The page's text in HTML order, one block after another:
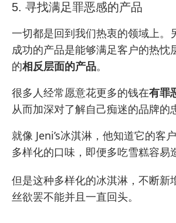
5. 寻找满足罪恶感的产品
一切都是回到我们热衷的领域上。
成功的产品是能够满足客户的热忱
的相反层面的产品。
很多人经常愿意花更多的钱在有罪
从而加深对了解自己痴迷的品牌的
就像 Jeni’s冰淇淋，他知道它的客
多样化的口味，即便多吃雪糕容易
但是这种多样化的冰淇淋，不断新
丝欲罢不能并且一直回头。